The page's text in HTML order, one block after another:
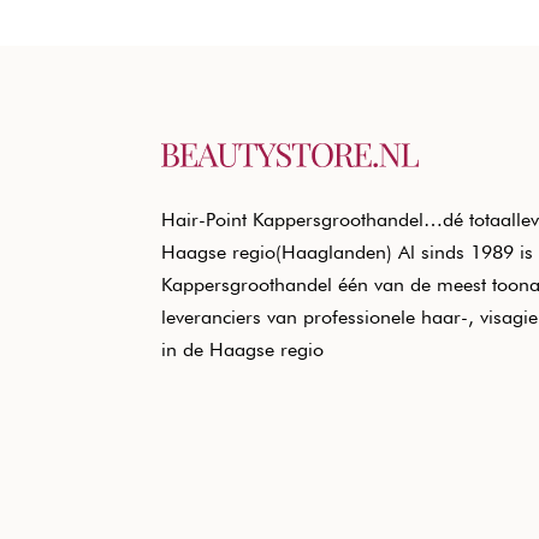
Hair-Point Kappersgroothandel…dé
Haagse regio(Haaglanden) Al sinds 1989
Kappersgroothandel één van de meest
leveranciers van professionele haar-,
in de Haagse regio